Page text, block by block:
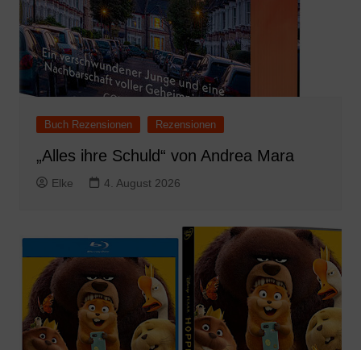
Buch Rezensionen Rezensionen
„Alles ihre Schuld“ von Andrea Mara
Elke 4. August 2026